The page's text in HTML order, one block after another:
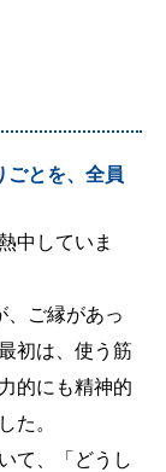
ごとを、全員
中していま
、ご縁があっ
初は、使う筋
的にも精神的
た。
て、「どうし